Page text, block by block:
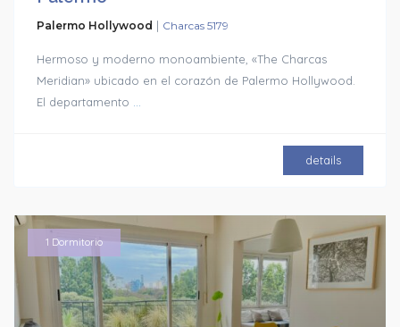
Palermo Hollywood | Charcas 5179
Hermoso y moderno monoambiente, «The Charcas
Meridian» ubicado en el corazón de Palermo Hollywood.
El departamento ...
details
1 Dormitorio